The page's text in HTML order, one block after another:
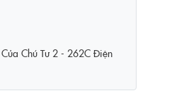
Chú Tư 2 - 262C Điện